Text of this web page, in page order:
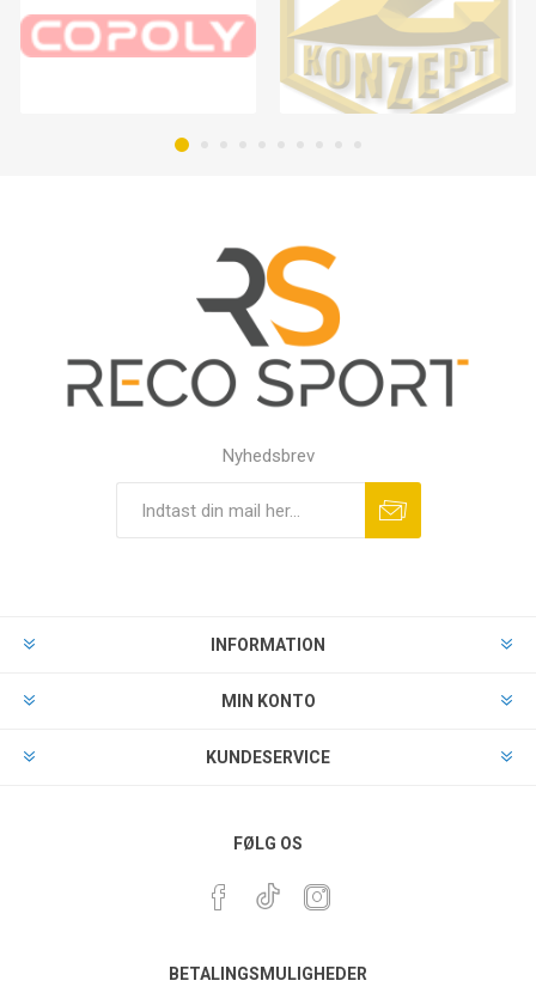
Nyhedsbrev
INFORMATION
MIN KONTO
KUNDESERVICE
FØLG OS
BETALINGSMULIGHEDER